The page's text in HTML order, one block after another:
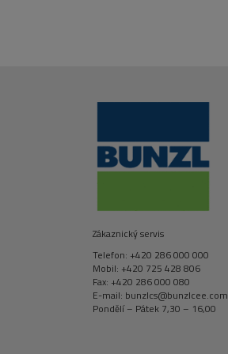
Zákaznický servis
Telefon: +420 286 000 000
Mobil: +420 725 428 806
Fax: +420 286 000 080
E-mail: bunzlcs@bunzlcee.com
Pondělí – Pátek 7,30 – 16,00